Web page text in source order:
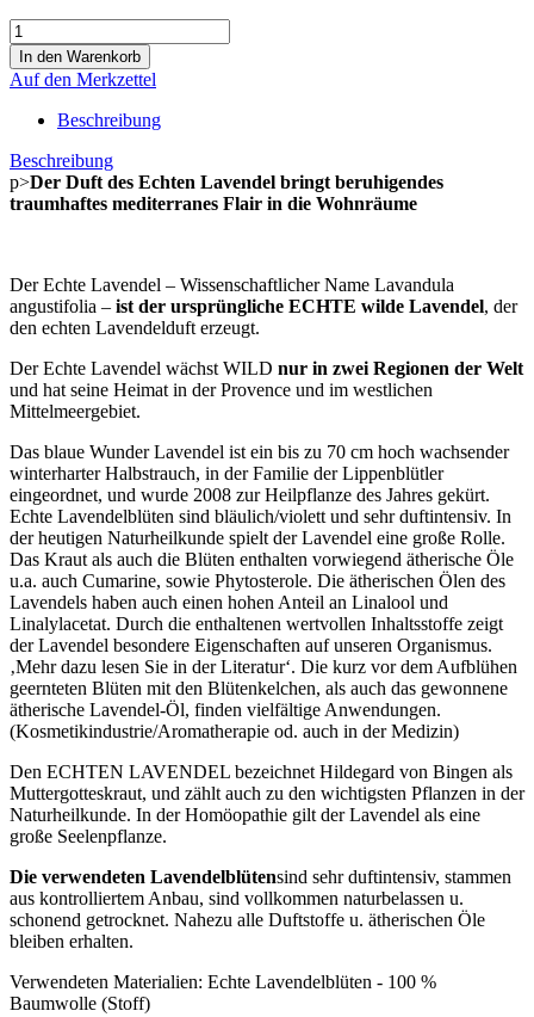
Auf den Merkzettel
Beschreibung
Beschreibung
p>Der Duft des Echten Lavendel bringt beruhigendes
traumhaftes mediterranes Flair in die Wohnräume
Der Echte Lavendel – Wissenschaftlicher Name Lavandula
angustifolia – ist der ursprüngliche ECHTE wilde Lavendel, der
den echten Lavendelduft erzeugt.
Der Echte Lavendel wächst WILD nur in zwei Regionen der Welt
und hat seine Heimat in der Provence und im westlichen
Mittelmeergebiet.
Das blaue Wunder Lavendel ist ein bis zu 70 cm hoch wachsender
winterharter Halbstrauch, in der Familie der Lippenblütler
eingeordnet, und wurde 2008 zur Heilpflanze des Jahres gekürt.
Echte Lavendelblüten sind bläulich/violett und sehr duftintensiv. In
der heutigen Naturheilkunde spielt der Lavendel eine große Rolle.
Das Kraut als auch die Blüten enthalten vorwiegend ätherische Öle
u.a. auch Cumarine, sowie Phytosterole. Die ätherischen Ölen des
Lavendels haben auch einen hohen Anteil an Linalool und
Linalylacetat. Durch die enthaltenen wertvollen Inhaltsstoffe zeigt
der Lavendel besondere Eigenschaften auf unseren Organismus.
‚Mehr dazu lesen Sie in der Literatur‘. Die kurz vor dem Aufblühen
geernteten Blüten mit den Blütenkelchen, als auch das gewonnene
ätherische Lavendel-Öl, finden vielfältige Anwendungen.
(Kosmetikindustrie/Aromatherapie od. auch in der Medizin)
Den ECHTEN LAVENDEL bezeichnet Hildegard von Bingen als
Muttergotteskraut, und zählt auch zu den wichtigsten Pflanzen in der
Naturheilkunde. In der Homöopathie gilt der Lavendel als eine
große Seelenpflanze.
Die verwendeten Lavendelblütensind sehr duftintensiv, stammen
aus kontrolliertem Anbau, sind vollkommen naturbelassen u.
schonend getrocknet. Nahezu alle Duftstoffe u. ätherischen Öle
bleiben erhalten.
Verwendeten Materialien: Echte Lavendelblüten - 100 %
Baumwolle (Stoff)